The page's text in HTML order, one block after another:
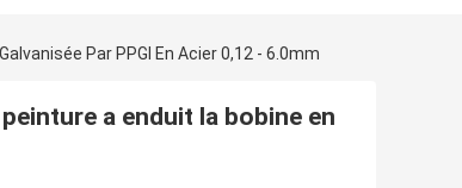
Par PPGI En Acier 0,12 - 6.0mm
a enduit la bobine en